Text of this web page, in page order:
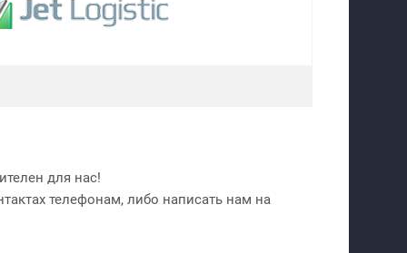
для нас!
телефонам, либо написать нам на